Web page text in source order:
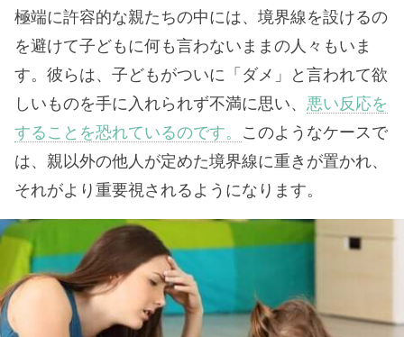
極端に許容的な親たちの中には、境界線を設けるの
を避けて子どもに何も言わないままの人々もいま
す。彼らは、子どもがついに「ダメ」と言われて欲
しいものを手に入れられず不満に思い、 悪い反応を
することを恐れているのです。 このようなケースで
は、親以外の他人が定めた境界線に重きが置かれ、
それがより重要視されるようになります。